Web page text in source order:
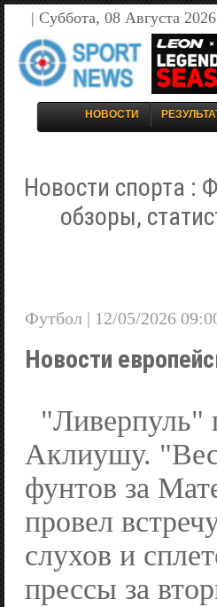
| Суббота, 08 Августа
НОВОСТИ
Новости спорта :
обзоры,
Футбол | 12/05/2026
Новости
"Ливерпуль"
Аклиушу.
фунтов за
провел
слухов и
прессы за